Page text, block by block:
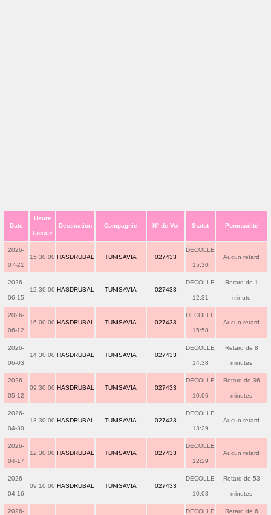
Date
Heure
Locale
Destination Compagnie N° de Vol Statut Ponctualité
2026-
07-21
15:30:00 HASDRUBAL TUNISAVIA 027433
DECOLLE
15:30
Aucun retard
2026-
06-15
12:30:00 HASDRUBAL TUNISAVIA 027433
DECOLLE
12:31
Retard de 1
minute
2026-
06-12
16:00:00 HASDRUBAL TUNISAVIA 027433
DECOLLE
15:58
Aucun retard
2026-
06-03
14:30:00 HASDRUBAL TUNISAVIA 027433
DECOLLE
14:38
Retard de 8
minutes
2026-
05-12
09:30:00 HASDRUBAL TUNISAVIA 027433
DECOLLE
10:06
Retard de 36
minutes
2026-
04-30
13:30:00 HASDRUBAL TUNISAVIA 027433
DECOLLE
13:29
Aucun retard
2026-
04-17
12:30:00 HASDRUBAL TUNISAVIA 027433
DECOLLE
12:29
Aucun retard
2026-
04-16
09:10:00 HASDRUBAL TUNISAVIA 027433
DECOLLE
10:03
Retard de 53
minutes
2026- DECOLLE Retard de 6